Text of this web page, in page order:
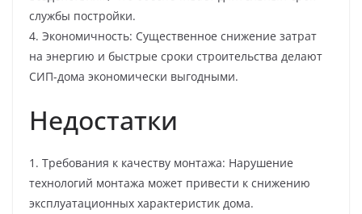
службы постройки.
4. Экономичность: Существенное снижение затрат
на энергию и быстрые сроки строительства делают
СИП-дома экономически выгодными.
Недостатки
1. Требования к качеству монтажа: Нарушение
технологий монтажа может привести к снижению
эксплуатационных характеристик дома.